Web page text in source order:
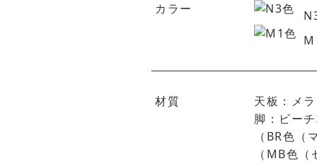
カラー
材質
天板：メ
脚：ビー
（BR色（
（MB色